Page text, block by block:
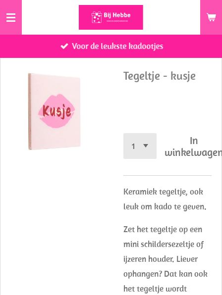
Ga
de
hoofdinhoud
Voor de leukste kadootjes
Tegeltje - kusje
In
Keramiek tegeltje, ook
leuk om kado te geven.
Zet het tegeltje op een
mini schildersezeltje of
ijzeren houder. Liever
ophangen? Dat kan ook
het tegeltje wordt